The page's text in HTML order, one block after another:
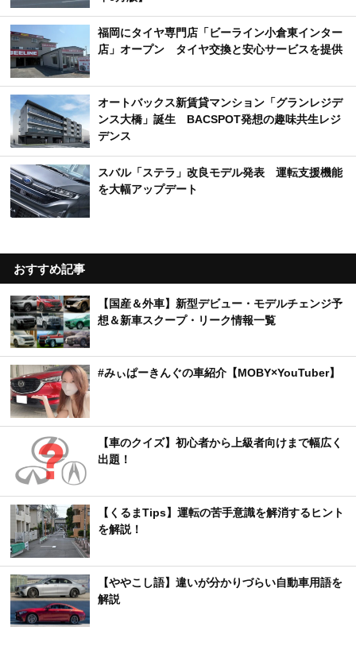
福岡にタイヤ専門店「ビーライン小倉東インター
店」オープン タイヤ交換と安心サービスを提供
オートバックス新賃貸マンション「グランレジデ
ンス大橋」誕生 BACSPOT発想の趣味共生レジ
デンス
スバル「ステラ」改良モデル発表 運転支援機能
を大幅アップデート
おすすめ記事
【国産＆外車】新型デビュー・モデルチェンジ予
想＆新車スクープ・リーク情報一覧
#みぃぱーきんぐの車紹介【MOBY×YouTuber】
【車のクイズ】初心者から上級者向けまで幅広く
出題！
【くるまTips】運転の苦手意識を解消するヒント
を解説！
【ややこし語】違いが分かりづらい自動車用語を
解説